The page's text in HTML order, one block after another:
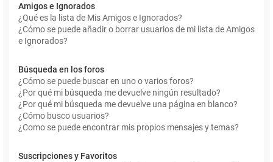
Amigos e Ignorados
¿Qué es la lista de Mis Amigos e Ignorados?
¿Cómo se puede añadir o borrar usuarios de mi lista de Amigos
e Ignorados?
Búsqueda en los foros
¿Cómo se puede buscar en uno o varios foros?
¿Por qué mi búsqueda me devuelve ningún resultado?
¿Por qué mi búsqueda me devuelve una página en blanco?
¿Cómo busco usuarios?
¿Como se puede encontrar mis propios mensajes y temas?
Suscripciones y Favoritos